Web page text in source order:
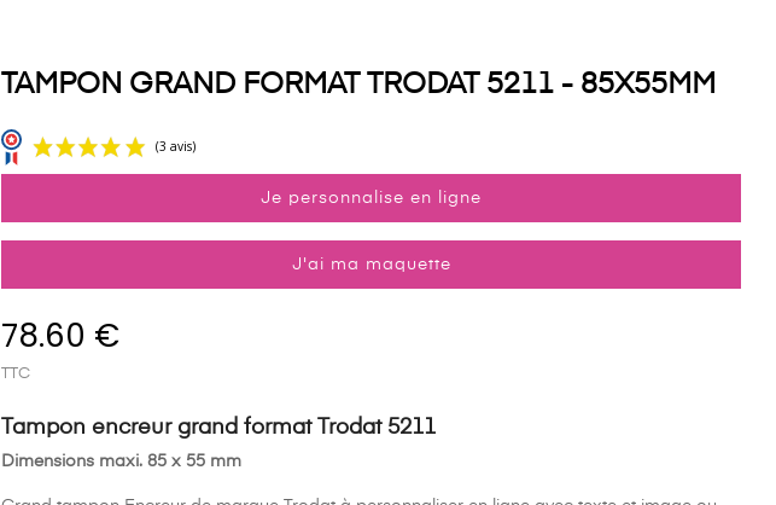
TAMPON GRAND FORMAT TRODAT 5211 - 85X55MM
(3 avis)
Je personnalise en ligne
J'ai ma maquette
78.60 €
TTC
Tampon encreur grand format Trodat 5211
Dimensions maxi. 85 x 55 mm